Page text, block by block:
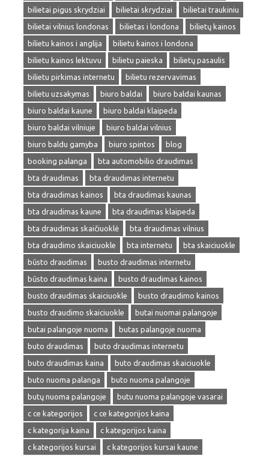
bilietai pigus skrydziai
bilietai skrydziai
bilietai traukiniu
bilietai vilnius londonas
bilietas i londona
bilietų kainos
bilietu kainos i anglija
bilietu kainos i londona
bilietu kainos lektuvu
bilietu paieska
bilietų pasaulis
bilietu pirkimas internetu
bilietu rezervavimas
bilietu uzsakymas
biuro baldai
biuro baldai kaunas
biuro baldai kaune
biuro baldai klaipeda
biuro baldai vilniuje
biuro baldai vilnius
biuro baldu gamyba
biuro spintos
blog
booking palanga
bta automobilio draudimas
bta draudimas
bta draudimas internetu
bta draudimas kainos
bta draudimas kaunas
bta draudimas kaune
bta draudimas klaipeda
bta draudimas skaičiuoklė
bta draudimas vilnius
bta draudimo skaiciuokle
bta internetu
bta skaiciuokle
būsto draudimas
busto draudimas internetu
būsto draudimas kaina
busto draudimas kainos
busto draudimas skaiciuokle
busto draudimo kainos
busto draudimo skaiciuokle
butai nuomai palangoje
butai palangoje nuoma
butas palangoje nuoma
buto draudimas
buto draudimas internetu
buto draudimas kaina
buto draudimas skaiciuokle
buto nuoma palanga
buto nuoma palangoje
butų nuoma palangoje
butu nuoma palangoje vasarai
c ce kategorijos
c ce kategorijos kaina
c kategorija kaina
c kategorijos kaina
c kategorijos kursai
c kategorijos kursai kaune